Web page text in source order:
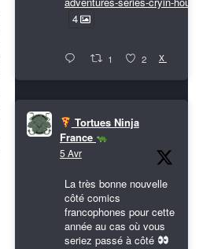
4
1 2 X
Tortues Ninja
France
5 Avr
La très bonne nouvelle
côté comics
francophones pour cette
année au cas où vous
seriez passé à côté